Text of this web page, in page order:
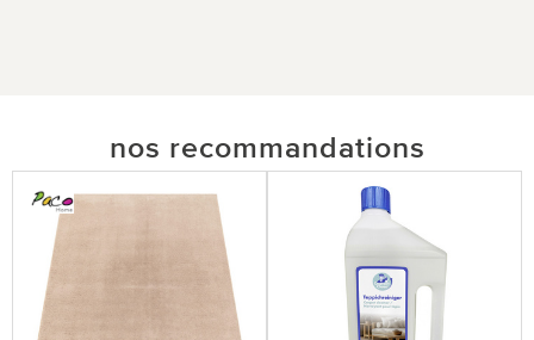
nos recommandations